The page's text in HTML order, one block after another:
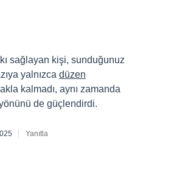
sağlayan kişi, sunduğunuz
yalnızca düzen
kalmadı, aynı zamanda
de güçlendirdi.
Yanıtla